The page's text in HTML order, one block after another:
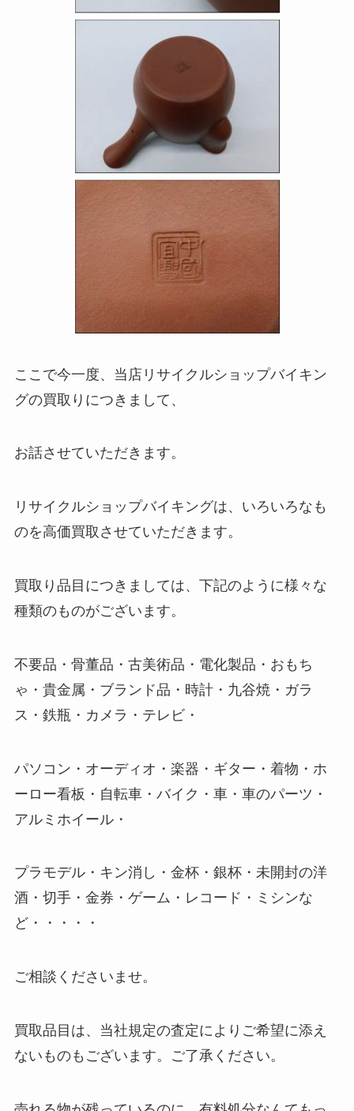
ここで今一度、当店リサイクルショップバイキン
グの買取りにつきまして、
お話させていただきます。
リサイクルショップバイキングは、いろいろなも
のを高価買取させていただきます。
買取り品目につきましては、下記のように様々な
種類のものがございます。
不要品・骨董品・古美術品・電化製品・おもち
ゃ・貴金属・ブランド品・時計・九谷焼・ガラ
ス・鉄瓶・カメラ・テレビ・
パソコン・オーディオ・楽器・ギター・着物・ホ
ーロー看板・自転車・バイク・車・車のパーツ・
アルミホイール・
プラモデル・キン消し・金杯・銀杯・未開封の洋
酒・切手・金券・ゲーム・レコード・ミシンな
ど・・・・・
ご相談くださいませ。
買取品目は、当社規定の査定によりご希望に添え
ないものもございます。ご了承ください。